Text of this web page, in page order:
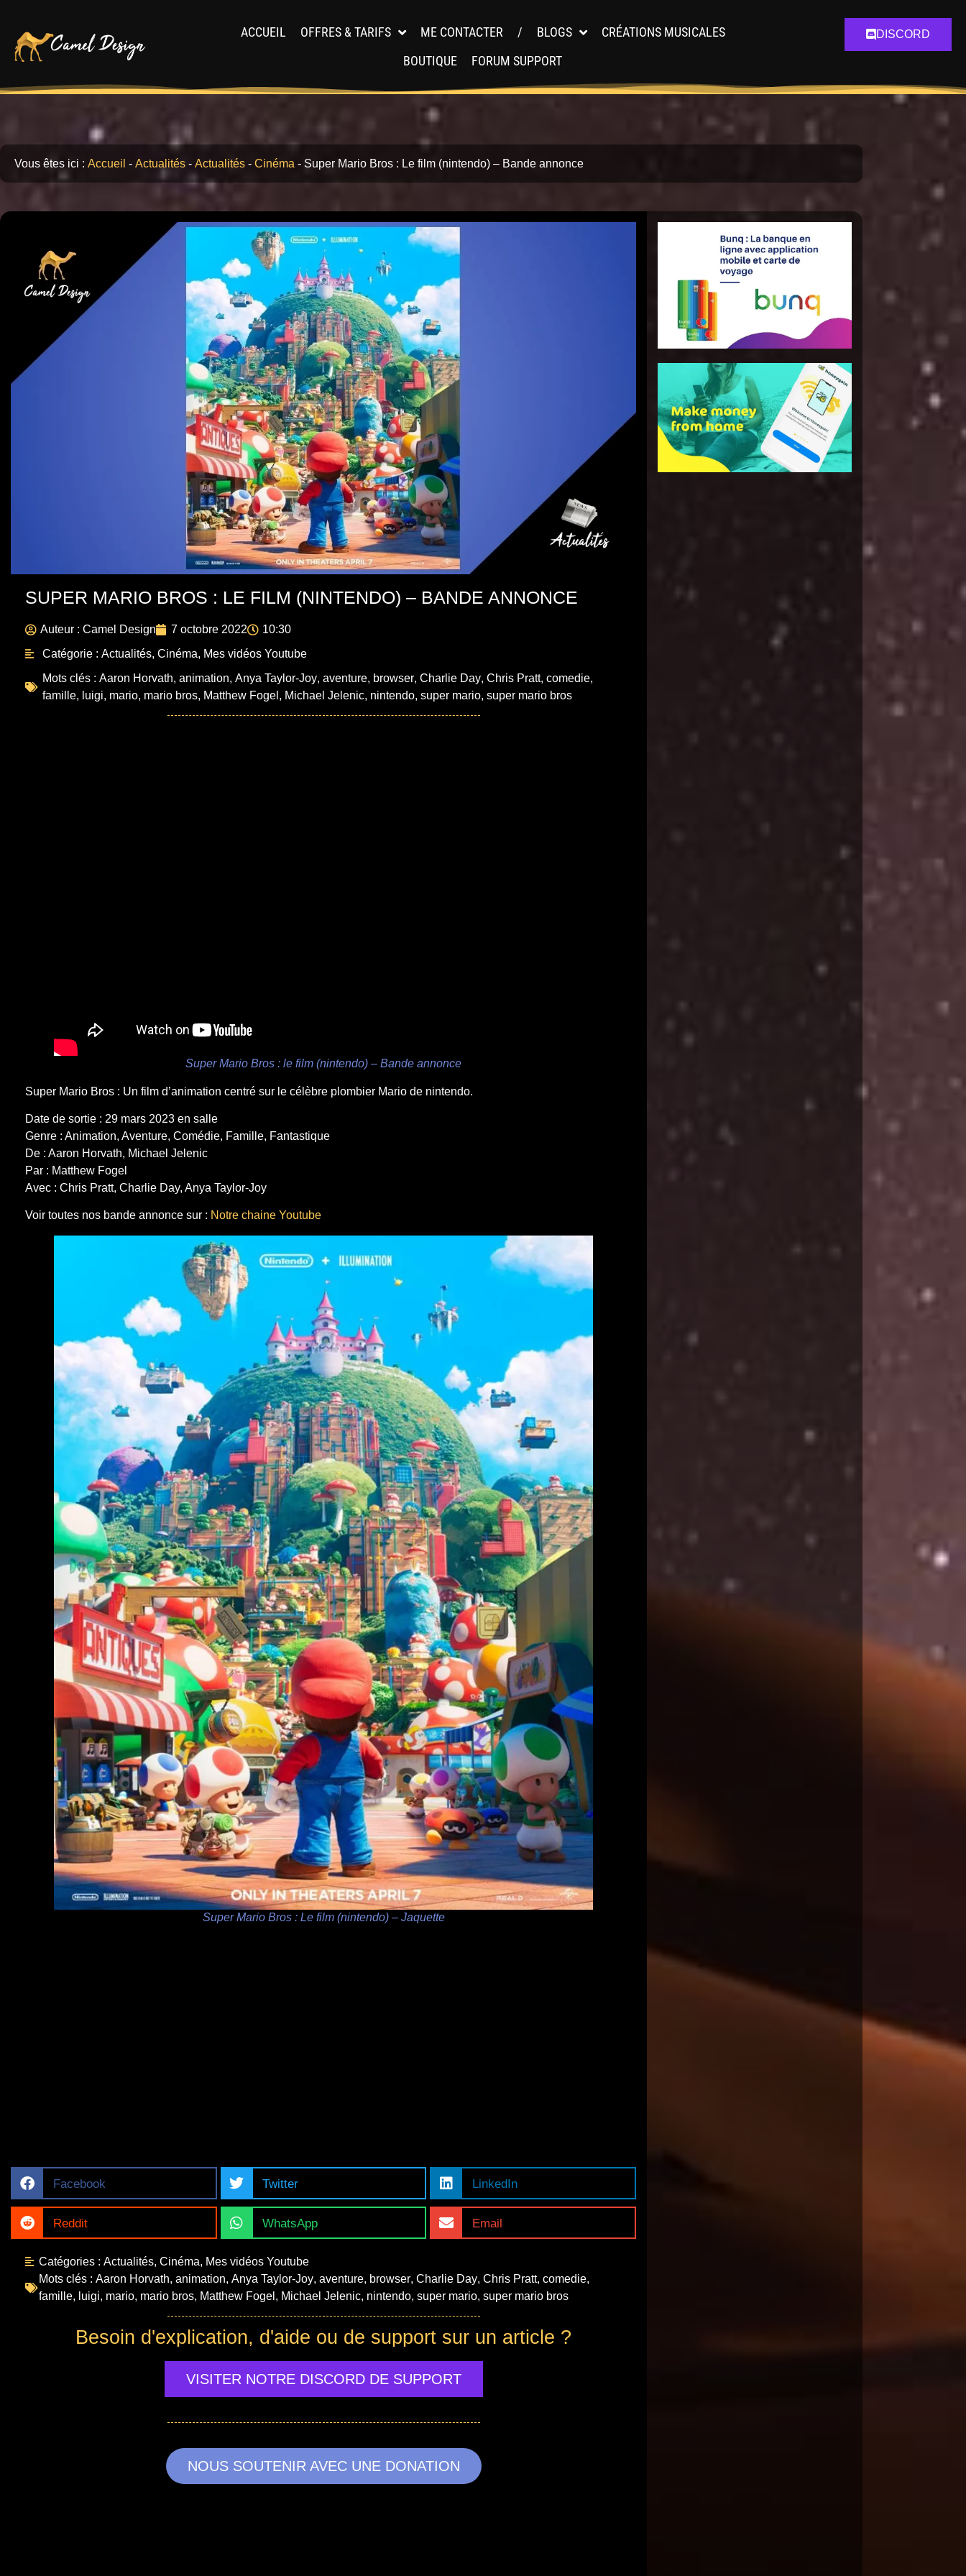
ACCUEIL OFFRES & TARIFS ME CONTACTER / BLOGS
CRÉATIONS MUSICALES
BOUTIQUE
FORUM SUPPORT
DISCORD
Vous êtes ici : Accueil - Actualités - Actualités - Cinéma - Super Mario Bros : Le film (nintendo) – Bande annonce
SUPER MARIO BROS : LE FILM (NINTENDO) – BANDE ANNONCE
Auteur : Camel Design 7 octobre 2022
10:30
Catégorie : Actualités, Cinéma, Mes vidéos Youtube
Mots clés : Aaron Horvath, animation, Anya Taylor-Joy, aventure, browser, Charlie Day, Chris Pratt, comedie,
famille, luigi, mario, mario bros, Matthew Fogel , Michael Jelenic, nintendo, super mario, super mario bros
Super Mario Bros : le film (nintendo) – Bande annonce
Super Mario Bros : Un film d’animation centré sur le célèbre plombier Mario de nintendo.
Date de sortie : 29 mars 2023 en salle
Genre : Animation, Aventure, Comédie, Famille, Fantastique
De : Aaron Horvath, Michael Jelenic
Par : Matthew Fogel
Avec : Chris Pratt, Charlie Day, Anya Taylor-Joy
Voir toutes nos bande annonce sur : Notre chaine Youtube
Super Mario Bros : Le film (nintendo) – Jaquette
Facebook Twitter LinkedIn
Reddit WhatsApp Email
Catégories : Actualités, Cinéma, Mes vidéos Youtube
Mots clés : Aaron Horvath, animation, Anya Taylor-Joy, aventure, browser, Charlie Day, Chris Pratt, comedie,
famille, luigi, mario, mario bros, Matthew Fogel , Michael Jelenic, nintendo, super mario, super mario bros
Besoin d'explication, d'aide ou de support sur un article ?
VISITER NOTRE DISCORD DE SUPPORT
NOUS SOUTENIR AVEC UNE DONATION